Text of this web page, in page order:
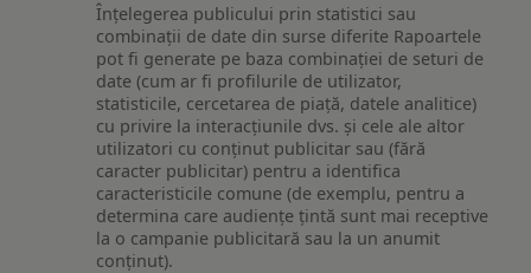
Înțelegerea publicului prin statistici sau
combinații de date din surse diferite Rapoartele
pot fi generate pe baza combinației de seturi de
date (cum ar fi profilurile de utilizator,
statisticile, cercetarea de piață, datele analitice)
cu privire la interacțiunile dvs. și cele ale altor
utilizatori cu conținut publicitar sau (fără
caracter publicitar) pentru a identifica
caracteristicile comune (de exemplu, pentru a
determina care audiențe țintă sunt mai receptive
la o campanie publicitară sau la un anumit
conținut).